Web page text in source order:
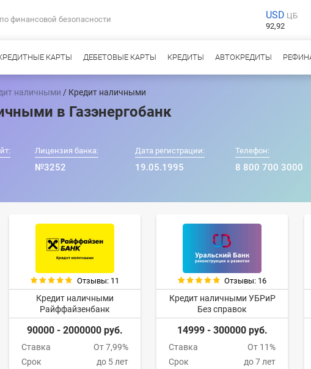
финансовой безопасности USD ЦБ
92,92
КАРТЫ ДЕБЕТОВЫЕ КАРТЫ КРЕДИТЫ АВТОКРЕДИТЫ
наличными / Кредит наличными
в Газэнергобанк
Лицензия банка:
№3252
Дата регистрации:
19.05.1995
Телефон:
8 800 700 3000
Отзывы: 11
Кредит наличными
Райффайзенбанк
90000 - 2000000 руб.
Ставка
От 7,99%
Срок
до 5 лет
Отзывы: 16
Кредит наличными УБРиР
Без справок
14999 - 300000 руб.
Ставка
От 11%
Срок
до 7 лет